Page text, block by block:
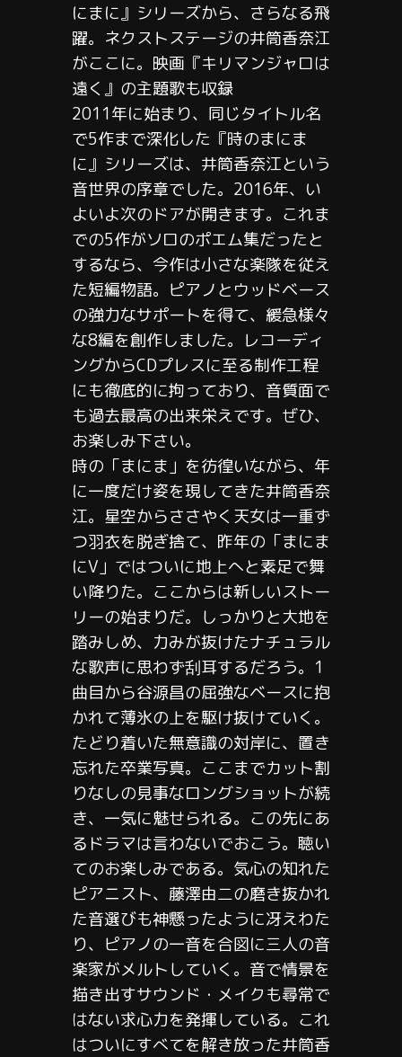
にまに』シリーズから、さらなる飛
躍。ネクストステージの井筒香奈江
がここに。映画『キリマンジャロは
遠く』の主題歌も収録
2011年に始まり、同じタイトル名
で5作まで深化した『時のまにま
に』シリーズは、井筒香奈江という
音世界の序章でした。2016年、い
よいよ次のドアが開きます。これま
での5作がソロのポエム集だったと
するなら、今作は小さな楽隊を従え
た短編物語。ピアノとウッドベース
の強力なサポートを得て、緩急様々
な8編を創作しました。レコーディ
ングからCDプレスに至る制作工程
にも徹底的に拘っており、音質面で
も過去最高の出来栄えです。ぜひ、
お楽しみ下さい。
時の「まにま」を彷徨いながら、年
に一度だけ姿を現してきた井筒香奈
江。星空からささやく天女は一重ず
つ羽衣を脱ぎ捨て、昨年の「まにま
にV」ではついに地上へと素足で舞
い降りた。ここからは新しいストー
リーの始まりだ。しっかりと大地を
踏みしめ、力みが抜けたナチュラル
な歌声に思わず刮耳するだろう。1
曲目から谷源昌の屈強なベースに抱
かれて薄氷の上を駆け抜けていく。
たどり着いた無意識の対岸に、置き
忘れた卒業写真。ここまでカット割
りなしの見事なロングショットが続
き、一気に魅せられる。この先にあ
るドラマは言わないでおこう。聴い
てのお楽しみである。気心の知れた
ピアニスト、藤澤由二の磨き抜かれ
た音選びも神懸ったように冴えわた
り、ピアノの一音を合図に三人の音
楽家がメルトしていく。音で情景を
描き出すサウンド・メイクも尋常で
はない求心力を発揮している。これ
はついにすべてを解き放った井筒香